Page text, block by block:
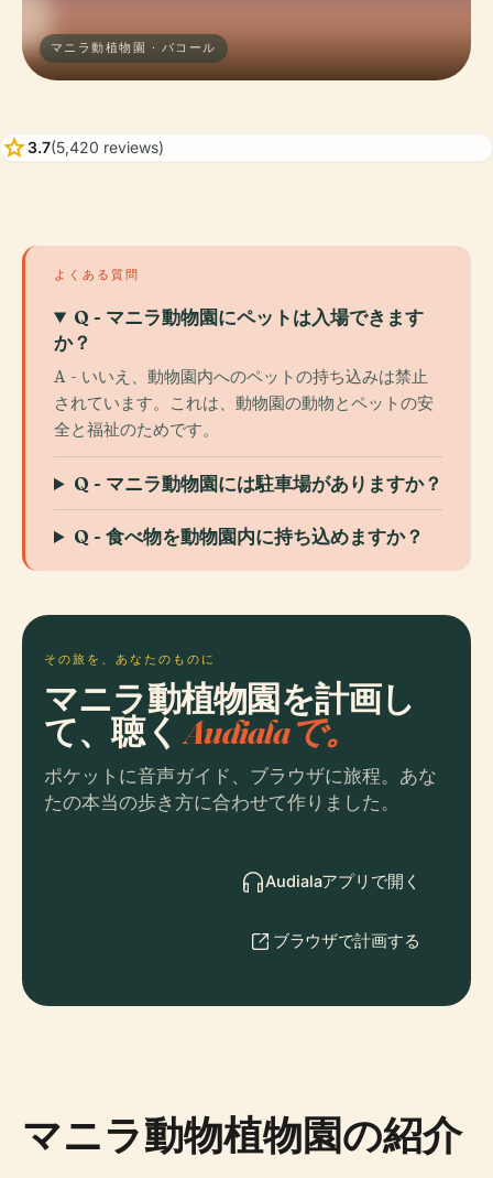
マニラ動植物園 · バコール
star3.7(5,420 reviews)
よくある質問
Q - マニラ動物園にペットは入場できます
か？
A - いいえ、動物園内へのペットの持ち込みは禁止
されています。これは、動物園の動物とペットの安
全と福祉のためです。
Q - マニラ動物園には駐車場がありますか？
Q - 食べ物を動物園内に持ち込めますか？
その旅を、あなたのものに
マニラ動植物園を計画し
て、聴くAudialaで。
ポケットに音声ガイド、ブラウザに旅程。あな
たの本当の歩き方に合わせて作りました。
Audialaアプリで開く
ブラウザで計画する
マニラ動物植物園の紹介